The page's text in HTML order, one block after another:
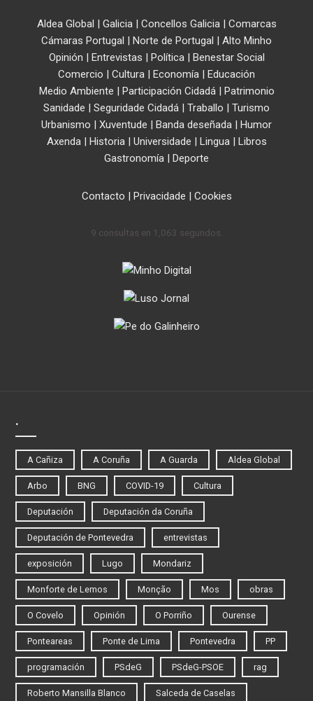
Aldea Global | Galicia| Concellos Galicia| Comarcas
Cámaras Portugal | Norte de Portugal | Alto Minho
Opinión | Entrevistas | Política| Benestar Social
Comercio | Cultura | Economía | Educación
Medio Ambiente | Participación Cidadá| Patrimonio
Sanidade | Seguridade Cidadá | Traballo | Turismo
Urbanismo | Xuventude | Banda deseñada | Humor
Axenda| Historia| Universidade | Lingua| Libros
Gastronomía | Deporte
Contacto | Privacidade | Cookies
9 consultas en 1,063 segundos.
.
A Cañiza A Coruña A Guarda Aldea Global
Arbo BNG COVID-19 Cultura
Deputación Deputación da Coruña
Deputación de Pontevedra entrevistas
exposición Lugo Mondariz
Monforte de Lemos Monção Mos obras
O Covelo Opinión O Porriño Ourense
Ponteareas Ponte de Lima Pontevedra PP
programación PSdeG PSdeG-PSOE rag
Roberto Mansilla Blanco Salceda de Caselas